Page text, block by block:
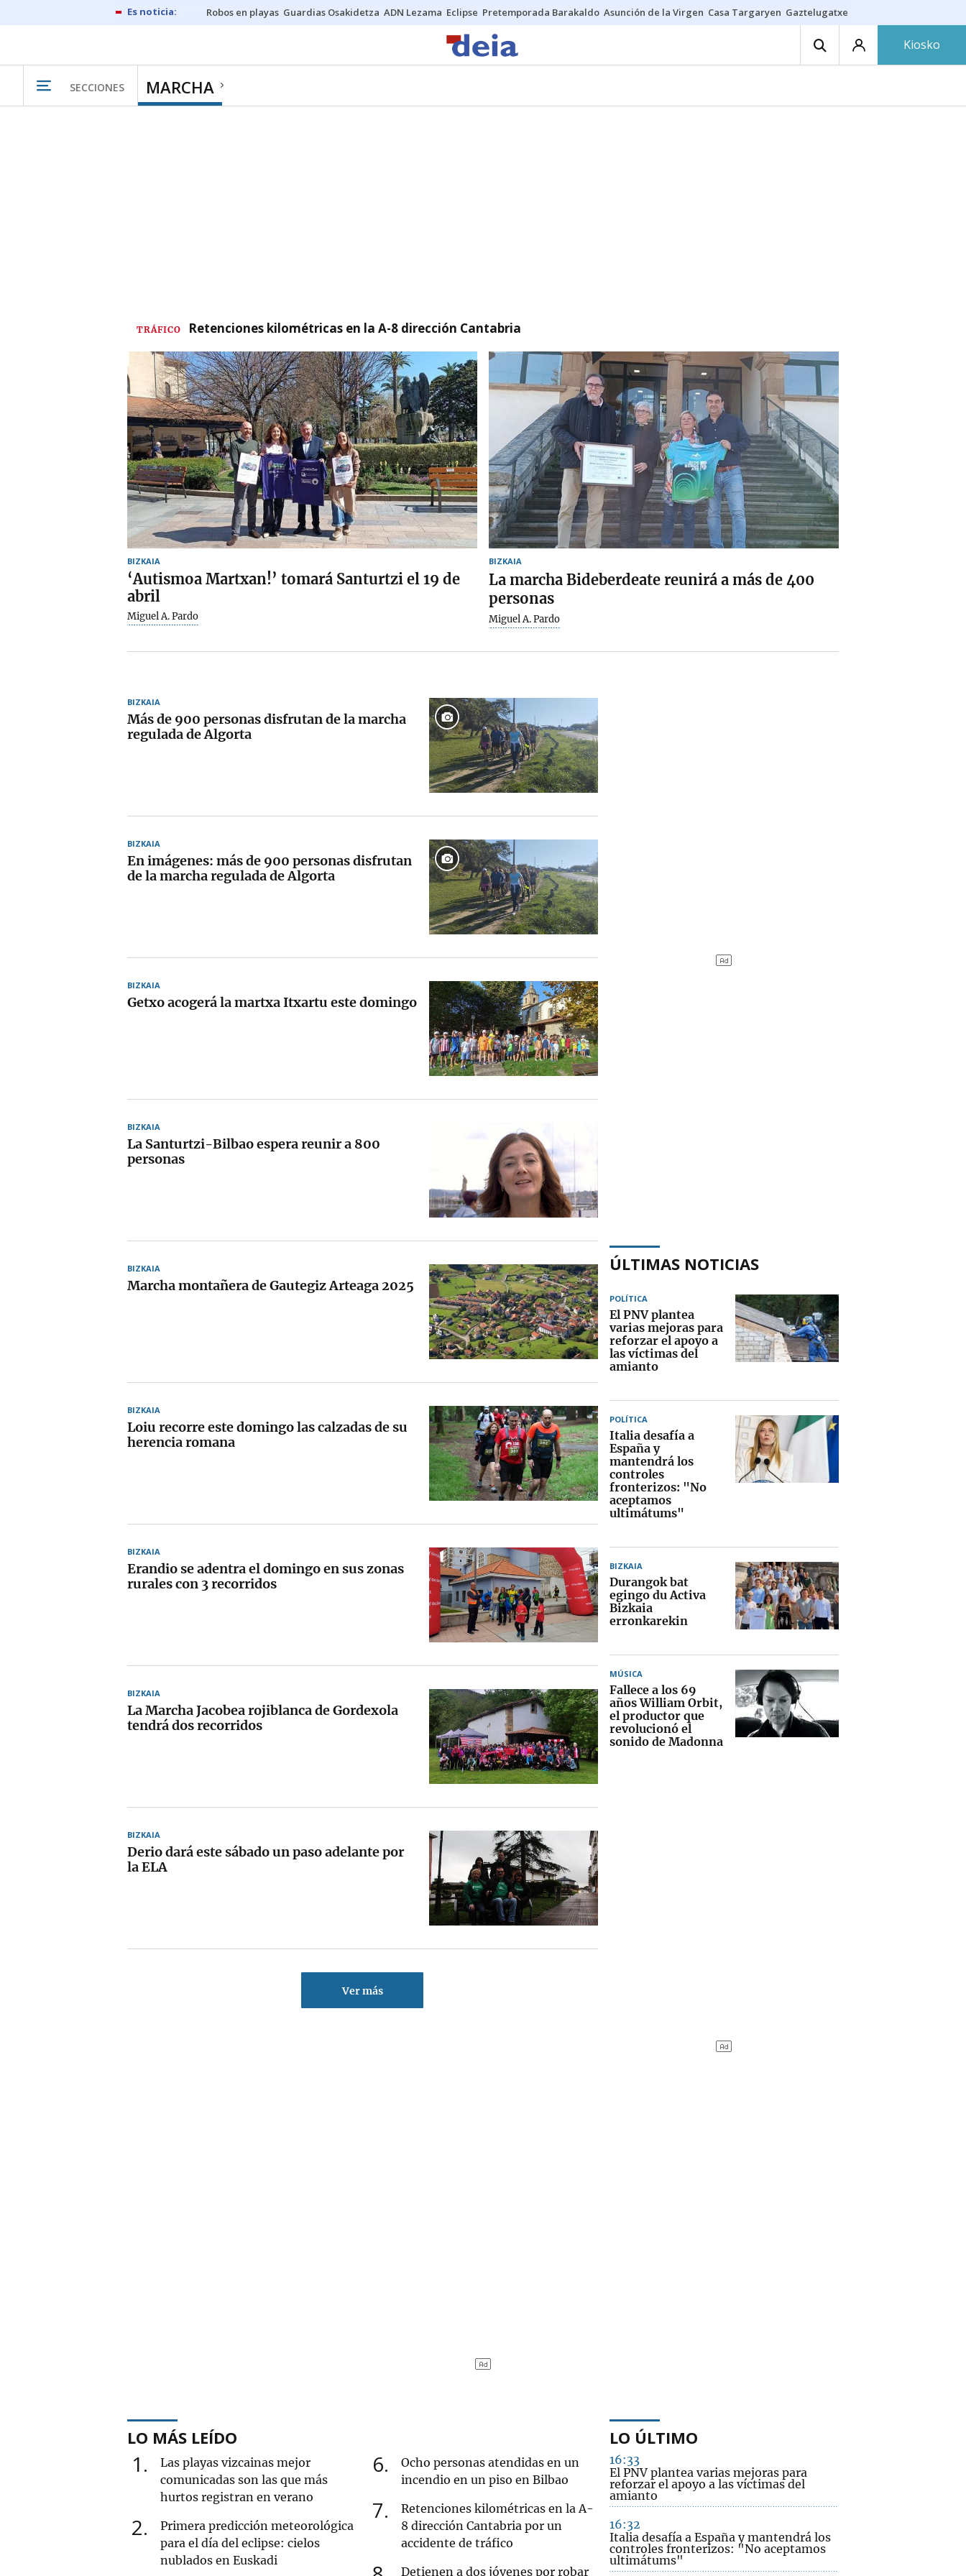
Robos en playas Guardias Osakidetza ADN Lezama Eclipse Pretemporada Barakaldo Asunción de la Virgen Casa Targaryen Gaztelugatxe
Kiosko
SECCIONES MARCHA
TRÁFICO Retenciones kilométricas en la A-8 dirección Cantabria
BIZKAIA
‘Autismoa Martxan!’ tomará Santurtzi el 19 de
abril
Miguel A. Pardo
BIZKAIA
La marcha Bideberdeate reunirá a más de 400
personas
Miguel A. Pardo
BIZKAIA
Más de 900 personas disfrutan de la marcha
regulada de Algorta
BIZKAIA
En imágenes: más de 900 personas disfrutan
de la marcha regulada de Algorta
BIZKAIA
Getxo acogerá la martxa Itxartu este domingo
BIZKAIA
La Santurtzi-Bilbao espera reunir a 800
personas
BIZKAIA
Marcha montañera de Gautegiz Arteaga 2025
BIZKAIA
Loiu recorre este domingo las calzadas de su
herencia romana
BIZKAIA
Erandio se adentra el domingo en sus zonas
rurales con 3 recorridos
BIZKAIA
La Marcha Jacobea rojiblanca de Gordexola
tendrá dos recorridos
BIZKAIA
Derio dará este sábado un paso adelante por
la ELA
Ver más
ÚLTIMAS NOTICIAS
POLÍTICA
El PNV plantea
varias mejoras para
reforzar el apoyo a
las víctimas del
amianto
POLÍTICA
Italia desafía a
España y
mantendrá los
controles
fronterizos: "No
aceptamos
ultimátums"
BIZKAIA
Durangok bat
egingo du Activa
Bizkaia
erronkarekin
MÚSICA
Fallece a los 69
años William Orbit,
el productor que
revolucionó el
sonido de Madonna
LO MÁS LEÍDO
1
Las playas vizcainas mejor
comunicadas son las que más
hurtos registran en verano
2
Primera predicción meteorológica
para el día del eclipse: cielos
nublados en Euskadi
6
Ocho personas atendidas en un
incendio en un piso en Bilbao
7
Retenciones kilométricas en la A-
8 dirección Cantabria por un
accidente de tráfico
Detienen a dos jóvenes por robar
LO ÚLTIMO
16:33
El PNV plantea varias mejoras para
reforzar el apoyo a las víctimas del
amianto
16:32
Italia desafía a España y mantendrá los
controles fronterizos: "No aceptamos
ultimátums"